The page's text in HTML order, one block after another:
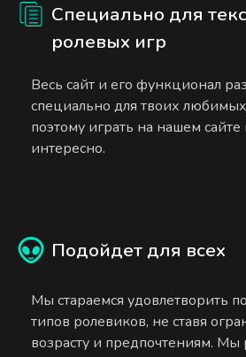
Специально для
ролевых игр
Весь сайт и его функционал
специально для твоих
поэтому играть на нашем
интересно.
Подойдет для всех
Мы стараемся удовлетворить
типов ролевиков, не ставя
возрасту и предпочтениям.